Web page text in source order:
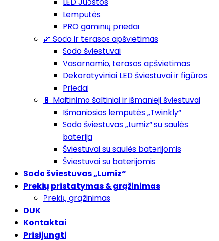
Lemputės
PRO gaminių priedai
🌿 Sodo ir terasos apšvietimas
Sodo šviestuvai
Vasarnamio, terasos apšvietimas
Dekoratyviniai LED šviestuvai ir figūros
Priedai
🔋 Maitinimo šaltiniai ir išmanieji šviestuvai
Išmaniosios lemputės „Twinkly“
Sodo šviestuvas „Lumiz“ su saulės
baterija
Šviestuvai su saulės baterijomis
Šviestuvai su baterijomis
Sodo šviestuvas „Lumiz“
Prekių pristatymas & grąžinimas
Prekių grąžinimas
DUK
Kontaktai
Prisijungti